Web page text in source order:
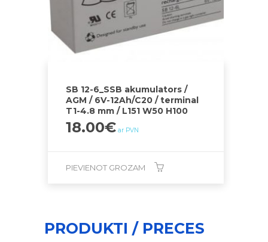
SB 12-6_SSB akumulators /
AGM / 6V-12Ah/C20 / terminal
T1-4.8 mm / L151 W50 H100
18.00€ ar PVN
PIEVIENOT GROZAM
PRODUKTI / PRECES